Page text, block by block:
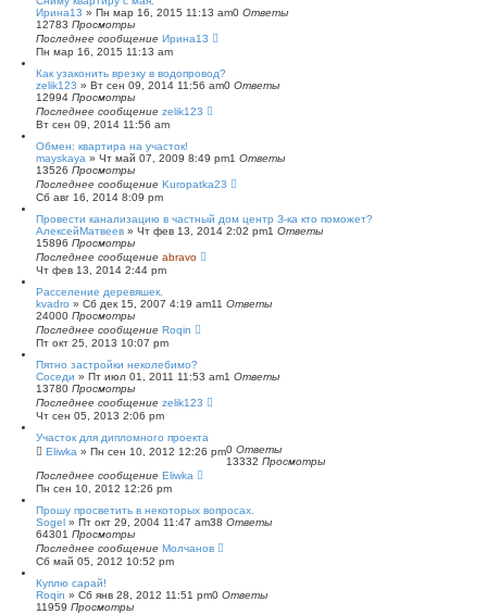
Ирина13 » Пн мар 16, 2015 11:13 am0 Ответы
12783 Просмотры
Последнее сообщение Ирина13
Пн мар 16, 2015 11:13 am
Как узаконить врезку в водопровод?
zelik123 » Вт сен 09, 2014 11:56 am0 Ответы
12994 Просмотры
Последнее сообщение zelik123
Вт сен 09, 2014 11:56 am
Обмен: квартира на участок!
mayskaya » Чт май 07, 2009 8:49 pm1 Ответы
13526 Просмотры
Последнее сообщение Kuropatka23
Сб авг 16, 2014 8:09 pm
Провести канализацию в частный дом центр З-ка кто поможет?
АлексейМатвеев » Чт фев 13, 2014 2:02 pm1 Ответы
15896 Просмотры
Последнее сообщение abravo
Чт фев 13, 2014 2:44 pm
Расселение деревяшек.
kvadro » Сб дек 15, 2007 4:19 am11 Ответы
24000 Просмотры
Последнее сообщение Roqin
Пт окт 25, 2013 10:07 pm
Пятно застройки неколебимо?
Соседи » Пт июл 01, 2011 11:53 am1 Ответы
13780 Просмотры
Последнее сообщение zelik123
Чт сен 05, 2013 2:06 pm
Участок для дипломного проекта
Eliwka » Пн сен 10, 2012 12:26 pm0 Ответы
13332 Просмотры
Последнее сообщение Eliwka
Пн сен 10, 2012 12:26 pm
Прошу просветить в некоторых вопросах.
Sogel » Пт окт 29, 2004 11:47 am38 Ответы
64301 Просмотры
Последнее сообщение Молчанов
Сб май 05, 2012 10:52 pm
Куплю сарай!
Roqin » Сб янв 28, 2012 11:51 pm0 Ответы
11959 Просмотры